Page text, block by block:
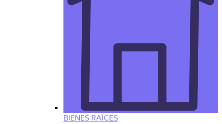
BIENES RAÍCES